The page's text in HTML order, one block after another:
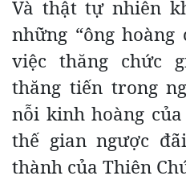
Và thật tự nhiên
những “ông hoàng
việc thăng chức
thăng tiến trong
nỗi kinh hoàng
thế gian ngược
thành của Thiên